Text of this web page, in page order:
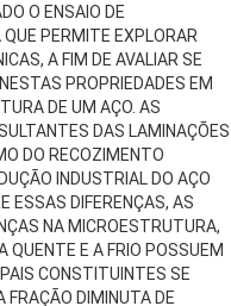
O ENSAIO DE
PERMITE EXPLORAR
A FIM DE AVALIAR SE
PROPRIEDADES EM
DE UM AÇO. AS
DAS LAMINAÇÕES
DO RECOZIMENTO
INDUSTRIAL DO AÇO
ESSAS DIFERENÇAS, AS
NA MICROESTRUTURA,
QUENTE E A FRIO POSSUEM
CONSTITUINTES SE
FRAÇÃO DIMINUTA DE